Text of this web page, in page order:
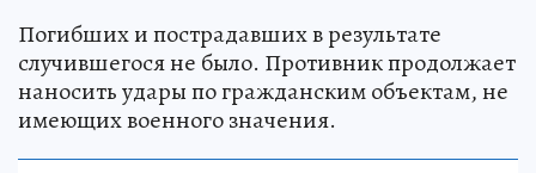
Погибших и пострадавших в результате
случившегося не было. Противник продолжает
наносить удары по гражданским объектам, не
имеющих военного значения.